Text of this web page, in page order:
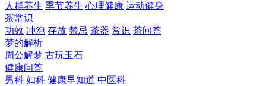
人群养生 季节养生 心理健康 运动健身
茶常识
功效 冲泡 存放 禁忌 茶器 常识 茶问答
梦的解析
周公解梦 古玩玉石
健康问答
男科 妇科 健康早知道 中医科